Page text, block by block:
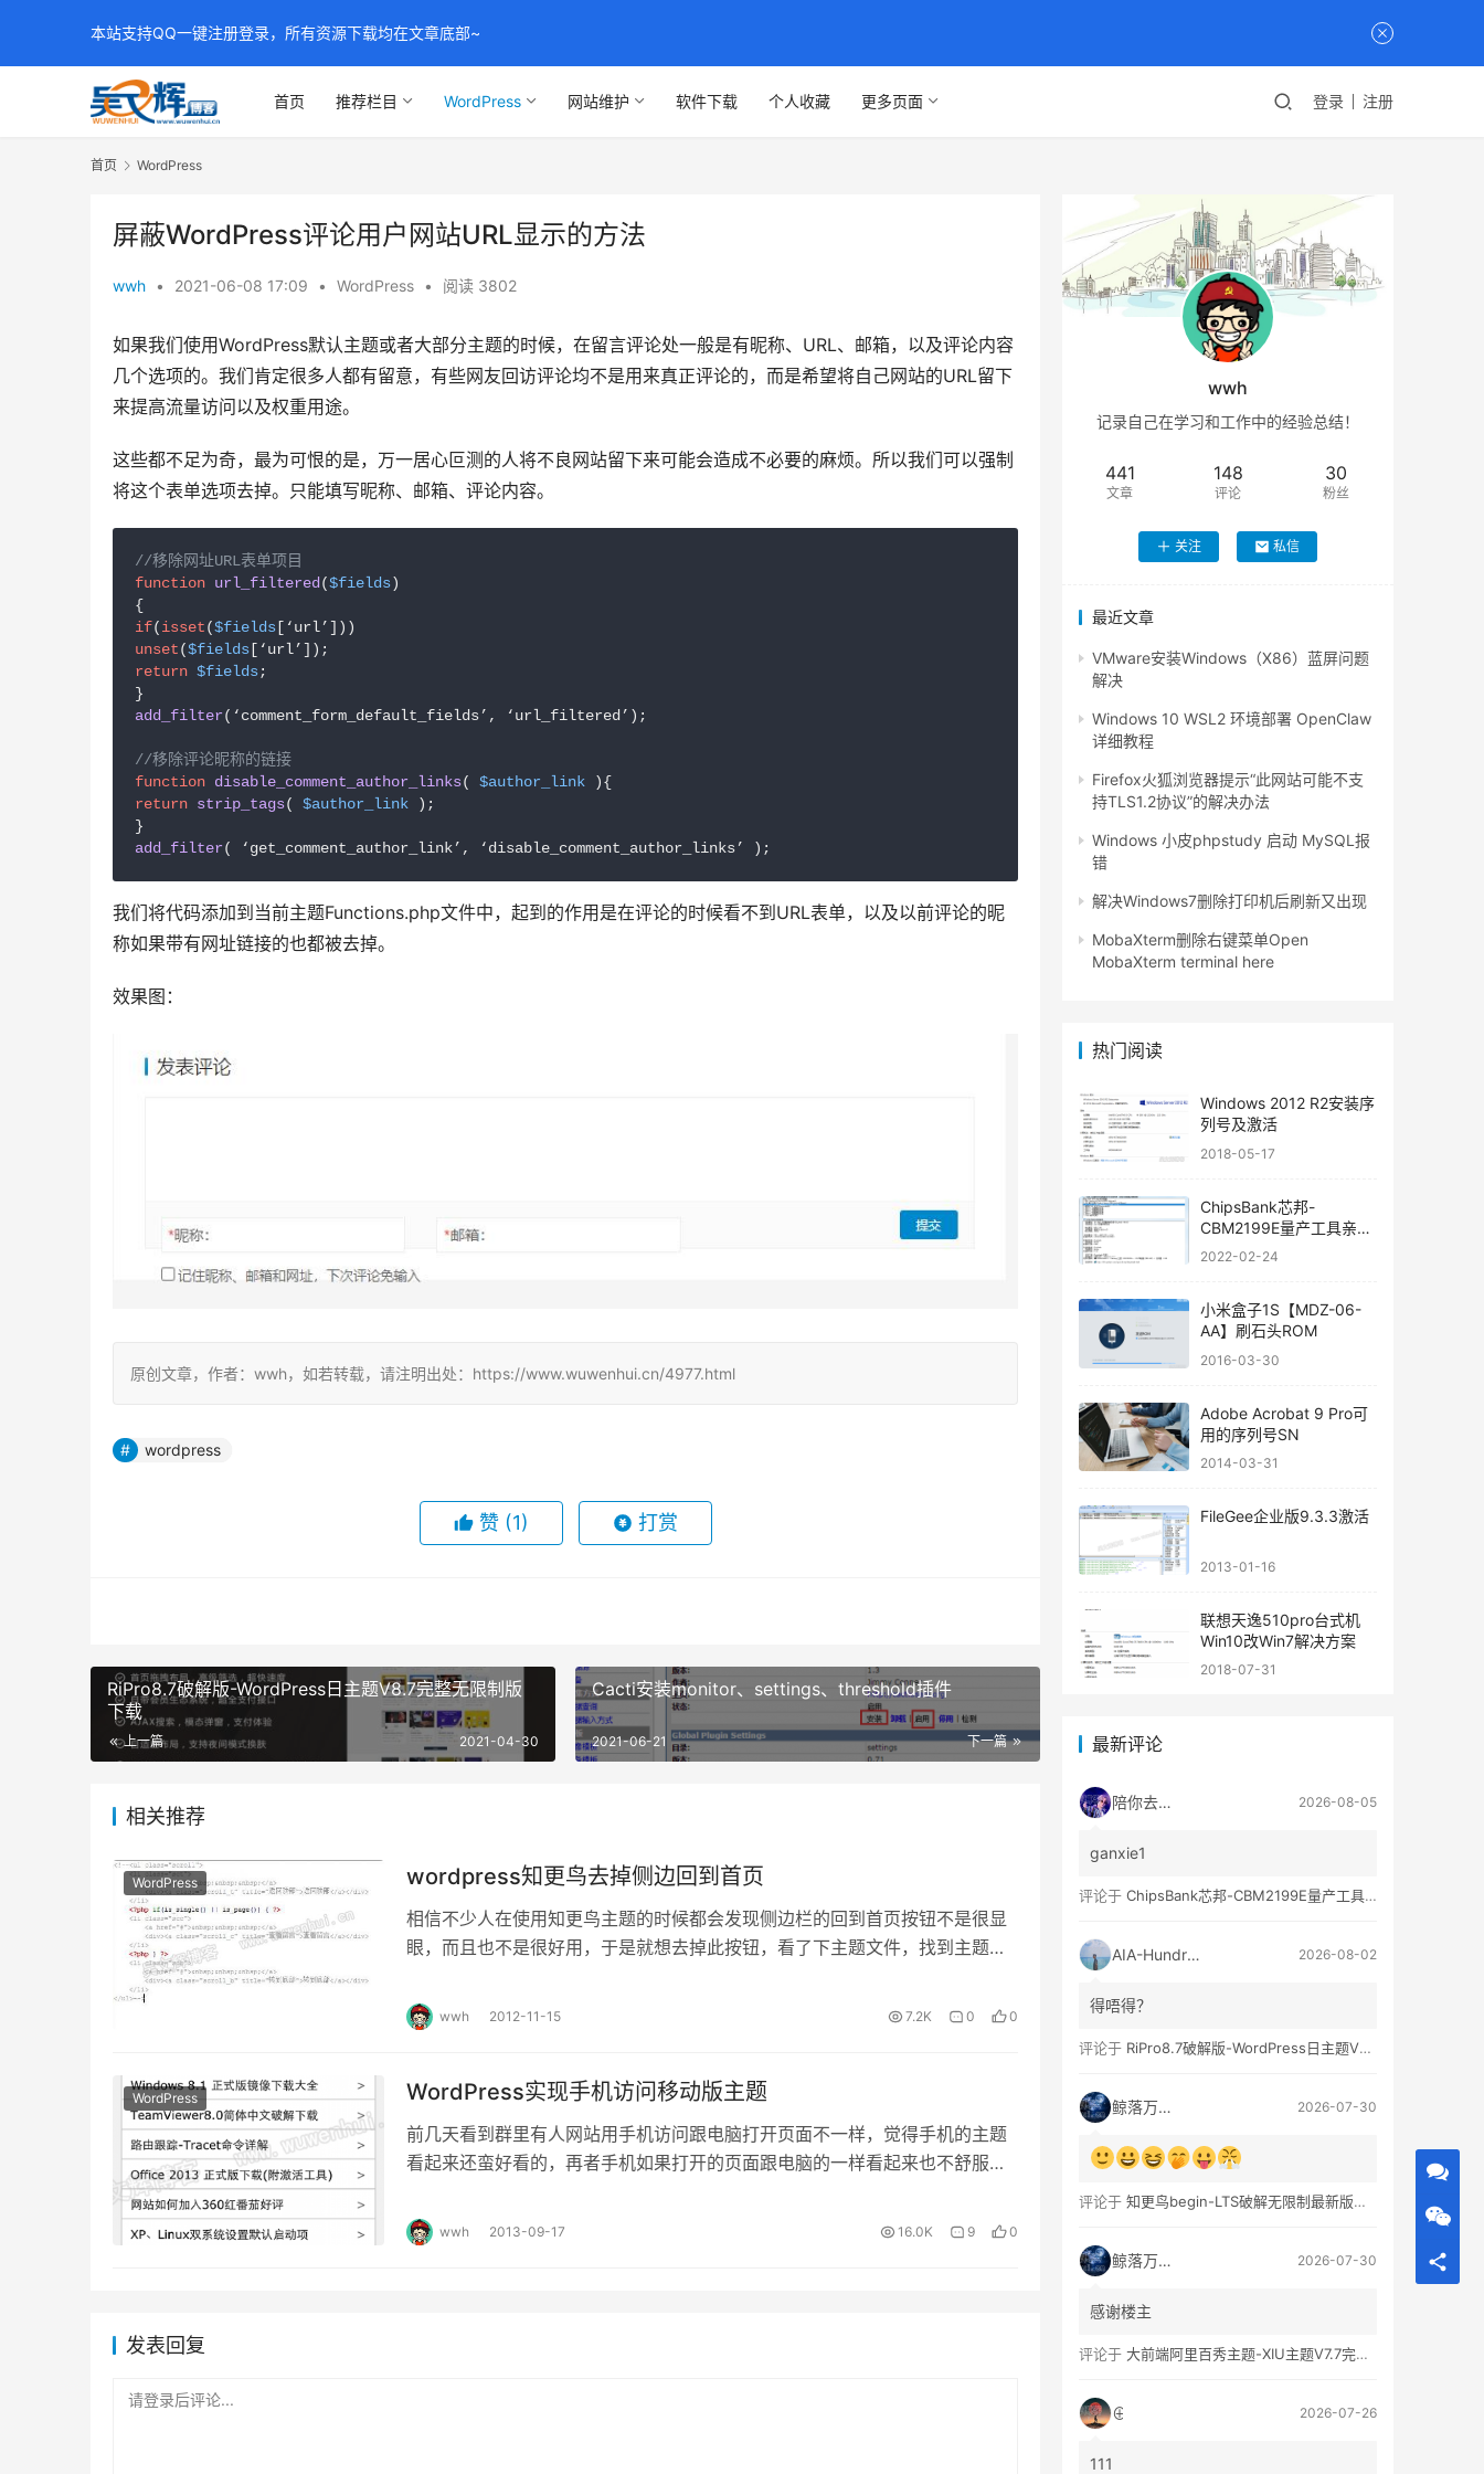
首页 推荐栏目 WordPress 网站维护 软件下载 个人收藏 更多页面 登录 注册
首页 WordPress
屏蔽WordPress评论用户网站URL显示的方法
wwh • 2021-06-08 17:09 • WordPress • 阅读 3802
如果我们使用WordPress默认主题或者大部分主题的时候，在留言评论处一般是有昵称、URL、邮箱，以及评论内容
几个选项的。我们肯定很多人都有留意，有些网友回访评论均不是用来真正评论的，而是希望将自己网站的URL留下
来提高流量访问以及权重用途。
这些都不足为奇，最为可恨的是，万一居心叵测的人将不良网站留下来可能会造成不必要的麻烦。所以我们可以强制
将这个表单选项去掉。只能填写昵称、邮箱、评论内容。
//移除网址URL表单项目
function url_filtered($fields
if(isset($fields
unset($fields
return $fields;
add_filter(‘comment_form_default_fields’, ‘url_filtered’);
//移除评论昵称的链接
function disable_comment_author_links( $author_link )
return strip_tags( $author_link );
add_filter( ‘get_comment_author_link’, ‘disable_comment_author_links’ );
我们将代码添加到当前主题Functions.php文件中，起到的作用是在评论的时候看不到URL表单，以及以前评论的昵
称如果带有网址链接的也都被去掉。
效果图：
原创文章，作者：wwh，如若转载，请注明出处：https://www.wuwenhui.cn/4977.html
wordpress
赞 (1) 打赏
RiPro8.7破解版-WordPress日主题V8.7完整无限制版
下载
上一篇 2021-04-30
Cacti安装monitor、settings、threshold插件
下一篇
2021-06-21
相关推荐
WordPress wordpress知更鸟去掉侧边回到首页
相信不少人在使用知更鸟主题的时候都会发现侧边栏的回到首页按钮不是很显
眼，而且也不是很好用，于是就想去掉此按钮，看了下主题文件，找到主题目
wwh 2012-11-15 7.2K 0 0
WordPress WordPress实现手机访问移动版主题
前几天看到群里有人网站用手机访问跟电脑打开页面不一样，觉得手机的主题
看起来还蛮好看的，再者手机如果打开的页面跟电脑的一样看起来也不舒服，
wwh 2013-09-17 16.0K 9 0
发表回复
请登录后评论...
wwh
记录自己在学习和工作中的经验总结！
441
文章
148
评论
30
粉丝
关注 私信
最近文章
VMware安装Windows（X86）蓝屏问题
解决
Windows 10 WSL2 环境部署 OpenClaw
详细教程
Firefox火狐浏览器提示“此网站可能不支
持TLS1.2协议”的解决办法
Windows 小皮phpstudy 启动 MySQL报
错
解决Windows7删除打印机后刷新又出现
MobaXterm删除右键菜单Open
MobaXterm terminal here
热门阅读
Windows 2012 R2安装序
列号及激活
2018-05-17
ChipsBank芯邦-
CBM2199E量产工具亲测
可用
2022-02-24
小米盒子1S【MDZ-06-
AA】刷石头ROM
2016-03-30
Adobe Acrobat 9 Pro可
用的序列号SN
2014-03-31
FileGee企业版9.3.3激活
2013-01-16
联想天逸510pro台式机
Win10改Win7解决方案
2018-07-31
最新评论
陪你去流浪 2026-08-05
ganxie1
评论于 ChipsBank芯邦-CBM2199E量产工具亲测可用
AIA-Hundred 2026-08-02
得唔得？
评论于 RiPro8.7破解版-WordPress日主题V8.7完整无限制版下载
鲸落万物生 2026-07-30
评论于 知更鸟begin-LTS破解无限制最新版WordPress主题模板
鲸落万物生 2026-07-30
感谢楼主
评论于 大前端阿里百秀主题-XIU主题V7.7完美破解无限制版
2026-07-26
111
本站支持QQ一键注册登录，所有资源下载均在文章底部~